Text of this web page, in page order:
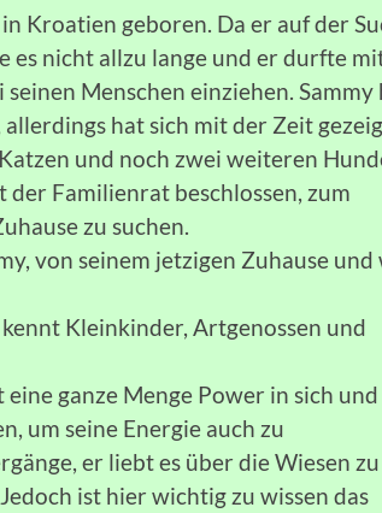
Kroatien geboren. Da er auf der
es nicht allzu lange und er durfte
Menschen einziehen. Sammy
hat sich mit der Zeit
und noch zwei weiteren
Familienrat beschlossen, zum
zu suchen.
von seinem jetzigen Zuhause und
Kleinkinder, Artgenossen und
ganze Menge Power in sich und
um seine Energie auch zu
er liebt es über die Wiesen zu
ist hier wichtig zu wissen das